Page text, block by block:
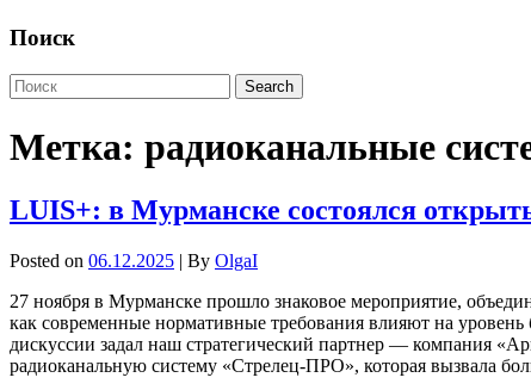
Поиск
Метка: радиоканальные
LUIS+: в Мурманске состоялся
Posted on 06.12.2025 | By OlgaI
27 ноября в Мурманске прошло знаковое мероприятие,
как современные нормативные требования влияют на уровень
дискуссии задал наш стратегический партнер — компания
радиоканальную систему «Стрелец-ПРО», которая вызвала